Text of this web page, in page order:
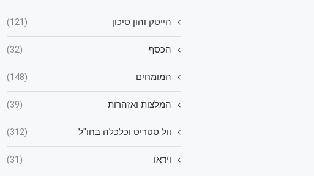
הייטק והון סיכון (121)
הכסף (32)
המומחים (148)
המלצות ואזהרות (39)
וול סטריט וכלכלה בחו"ל (312)
וידאו (31)